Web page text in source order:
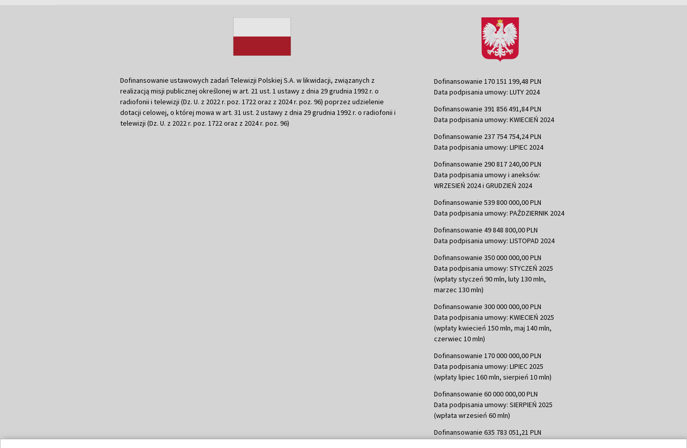
Dofinansowanie ustawowych zadań Telewizji Polskiej S.A. w likwidacji, związanych z
realizacją misji publicznej określonej w art. 21 ust. 1 ustawy z dnia 29 grudnia 1992 r. o
radiofonii i telewizji (Dz. U. z 2022 r. poz. 1722 oraz z 2024 r. poz. 96) poprzez udzielenie
dotacji celowej, o której mowa w art. 31 ust. 2 ustawy z dnia 29 grudnia 1992 r. o radiofonii i
telewizji (Dz. U. z 2022 r. poz. 1722 oraz z 2024 r. poz. 96)
Dofinansowanie 170 151 199,48 PLN
Data podpisania umowy: LUTY 2024
Dofinansowanie 391 856 491,84 PLN
Data podpisania umowy: KWIECIEŃ 2024
Dofinansowanie 237 754 754,24 PLN
Data podpisania umowy: LIPIEC 2024
Dofinansowanie 290 817 240,00 PLN
Data podpisania umowy i aneksów:
WRZESIEŃ 2024 i GRUDZIEŃ 2024
Dofinansowanie 539 800 000,00 PLN
Data podpisania umowy: PAŹDZIERNIK 2024
Dofinansowanie 49 848 800,00 PLN
Data podpisania umowy: LISTOPAD 2024
Dofinansowanie 350 000 000,00 PLN
Data podpisania umowy: STYCZEŃ 2025
(wpłaty styczeń 90 mln, luty 130 mln,
marzec 130 mln)
Dofinansowanie 300 000 000,00 PLN
Data podpisania umowy: KWIECIEŃ 2025
(wpłaty kwiecień 150 mln, maj 140 mln,
czerwiec 10 mln)
Dofinansowanie 170 000 000,00 PLN
Data podpisania umowy: LIPIEC 2025
(wpłaty lipiec 160 mln, sierpień 10 mln)
Dofinansowanie 60 000 000,00 PLN
Data podpisania umowy: SIERPIEŃ 2025
(wpłata wrzesień 60 mln)
Dofinansowanie 635 783 051,21 PLN